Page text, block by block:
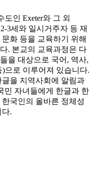
도인 Exeter와 그 외
3세와 일시거주자 등 재
화 등을 교육하기 위해
. 본교의 교육과정은 다
을 대상으로 국어, 역사,
으로 이루어져 있습니다.
을 지역사회에 알림과
민 자녀들에게 한글과 한
국인의 올바른 정체성
다.